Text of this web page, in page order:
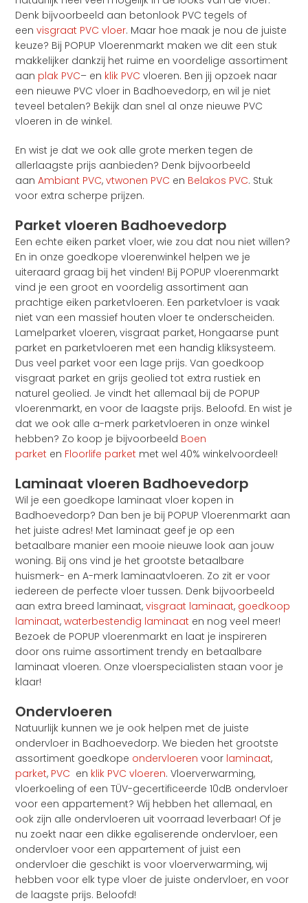
Denk bijvoorbeeld aan betonlook PVC tegels of
eenvisgraat PVC vloer. Maar hoe maak je nou de juiste
keuze? Bij POPUP Vloerenmarkt maken we dit een stuk
makkelijker dankzij het ruime en voordelige assortiment
aan plak PVC– en klik PVC vloeren. Ben jij opzoek naar
een nieuwe PVC vloer in Badhoevedorp, en wil je niet
teveel betalen? Bekijk dan snel al onze nieuwe PVC
vloeren in de winkel.
En wist je dat we ook alle grote merken tegen de
allerlaagste prijs aanbieden? Denk bijvoorbeeld
aanAmbiant PVC,vtwonen PVC en Belakos PVC. Stuk
voor extra scherpe prijzen.
Parket vloeren Badhoevedorp
Een echte eiken parket vloer, wie zou dat nou niet willen?
En in onze goedkope vloerenwinkel helpen we je
uiteraard graag bij het vinden! Bij POPUP vloerenmarkt
vind je een groot en voordelig assortiment aan
prachtige eiken parketvloeren. Een parketvloer is vaak
niet van een massief houten vloer te onderscheiden.
Lamelparket vloeren, visgraat parket, Hongaarse punt
parket en parketvloeren met een handig kliksysteem.
Dus veel parket voor een lage prijs. Van goedkoop
visgraat parket en grijs geolied tot extra rustiek en
naturel geolied. Je vindt het allemaal bij de POPUP
vloerenmarkt, en voor de laagste prijs. Beloofd. En wist je
dat we ook alle a-merk parketvloeren in onze winkel
hebben? Zo koop je bijvoorbeeld Boen
parket en Floorlife parket met wel 40% winkelvoordeel!
Laminaat vloeren Badhoevedorp
Wil je een goedkope laminaat vloer kopen in
Badhoevedorp? Dan ben je bij POPUP Vloerenmarkt aan
het juiste adres! Met laminaat geef je op een
betaalbare manier een mooie nieuwe look aan jouw
woning. Bij ons vind je het grootste betaalbare
huismerk- en A-merk laminaatvloeren. Zo zit er voor
iedereen de perfecte vloer tussen. Denk bijvoorbeeld
aan extra breed laminaat,visgraat laminaat, goedkoop
laminaat,waterbestendig laminaat en nog veel meer!
Bezoek de POPUP vloerenmarkt en laat je inspireren
door ons ruime assortiment trendy en betaalbare
laminaat vloeren. Onze vloerspecialisten staan voor je
klaar!
Ondervloeren
Natuurlijk kunnen we je ook helpen met de juiste
ondervloer in Badhoevedorp. We bieden het grootste
assortiment goedkope ondervloeren voor laminaat,
parket, PVC en klik PVC vloeren. Vloerverwarming,
vloerkoeling of een TÜV-gecertificeerde 10dB ondervloer
voor een appartement? Wij hebben het allemaal, en
ook zijn alle ondervloeren uit voorraad leverbaar! Of je
nu zoekt naar een dikke egaliserende ondervloer, een
ondervloer voor een appartement of juist een
ondervloer die geschikt is voor vloerverwarming, wij
hebben voor elk type vloer de juiste ondervloer, en voor
de laagste prijs. Beloofd!